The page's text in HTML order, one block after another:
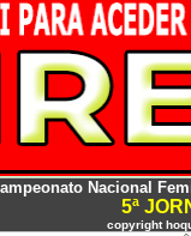
Nacional
5ª
copyright